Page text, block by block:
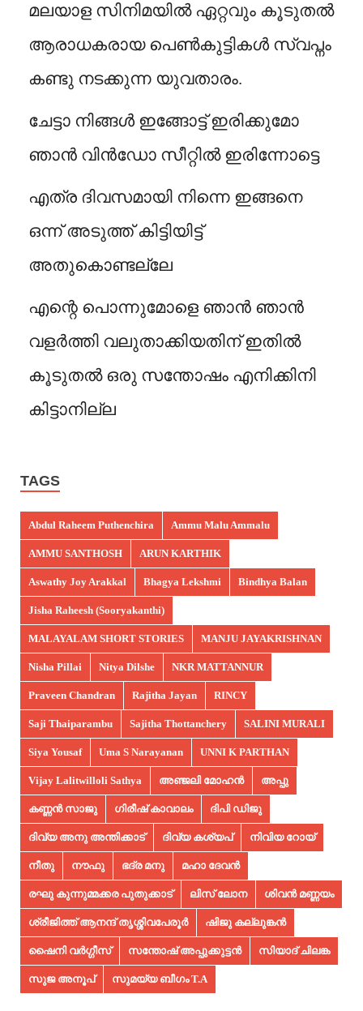
മലയാള സിനിമയിൽ ഏറ്റവും കൂടുതൽ
ആരാധകരായ പെൺകുട്ടികൾ സ്വപ്നം
കണ്ടു നടക്കുന്ന യുവതാരം.
ചേട്ടാ നിങ്ങൾ ഇങ്ങോട്ട് ഇരിക്കുമോ
ഞാൻ വിൻഡോ സീറ്റിൽ ഇരിന്നോട്ടെ
എത്ര ദിവസമായി നിന്നെ ഇങ്ങനെ
ഒന്ന് അടുത്ത് കിട്ടിയിട്ട്
അതുകൊണ്ടല്ലേ
എന്റെ പൊന്നുമോളെ ഞാൻ ഞാൻ
വളർത്തി വലുതാക്കിയതിന് ഇതിൽ
കൂടുതൽ ഒരു സന്തോഷം എനിക്കിനി
കിട്ടാനില്ല
TAGS
Abdul Raheem Puthenchira Ammu Malu Ammalu
AMMU SANTHOSH ARUN KARTHIK
Aswathy Joy Arakkal Bhagya Lekshmi Bindhya Balan
Jisha Raheesh (Sooryakanthi)
MALAYALAM SHORT STORIES MANJU JAYAKRISHNAN
Nisha Pillai Nitya Dilshe NKR MATTANNUR
Praveen Chandran Rajitha Jayan RINCY
Saji Thaiparambu Sajitha Thottanchery SALINI MURALI
Siya Yousaf Uma S Narayanan UNNI K PARTHAN
Vijay Lalitwilloli Sathya അഞ്ജലി മോഹൻ അപ്പു
കണ്ണൻ സാജു ഗിരീഷ് കാവാലം ദിപി ഡിജു
ദിവ്യ അനു അന്തിക്കാട് ദിവ്യ കശ്യപ് നിവിയ റോയ്
നീതു നൗഫു ഭദ്ര മനു മഹാ ദേവൻ
രഘു കുന്നുമ്മക്കര പുതുക്കാട് ലിസ് ലോന ശിവൻ മണ്ണയം
ശ്രീജിത്ത് ആനന്ദ് തൃശ്ശിവപേരൂർ ഷിജു കല്ലുങ്കൻ
ഷൈനി വർഗ്ഗീസ് സന്തോഷ് അപ്പുക്കുട്ടൻ സിയാദ് ചിലങ്ക
സുജ അനൂപ്‌ സുമയ്യ ബീഗം T.A